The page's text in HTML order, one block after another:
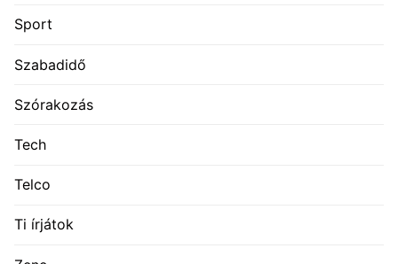
Sport
Szabadidő
Szórakozás
Tech
Telco
Ti írjátok